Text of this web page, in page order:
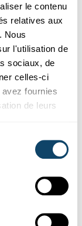
le contenu
relatives aux
Nous
l'utilisation de
sociaux, de
celles-ci
fournies
de leurs
et de